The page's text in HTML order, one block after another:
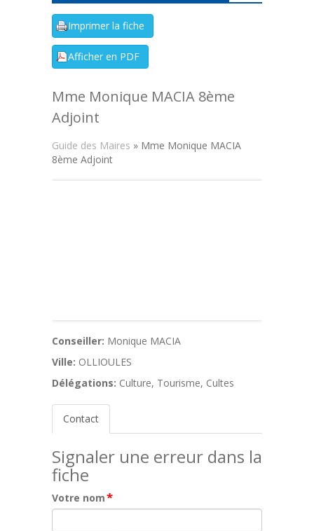
Mme Monique MACIA 8ème
Adjoint
Guide des Maires » Mme Monique MACIA
8ème Adjoint
Conseiller: Monique MACIA
Ville: OLLIOULES
Délégations: Culture, Tourisme, Cultes
Contact
Signaler une erreur dans la
fiche
Votre nom*